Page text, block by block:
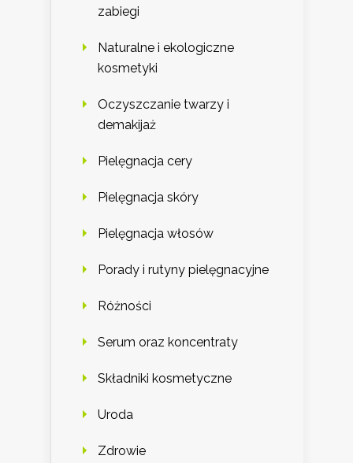
zabiegi
Naturalne i ekologiczne
kosmetyki
Oczyszczanie twarzy i
demakijaż
Pielęgnacja cery
Pielęgnacja skóry
Pielęgnacja włosów
Porady i rutyny pielęgnacyjne
Różności
Serum oraz koncentraty
Składniki kosmetyczne
Uroda
Zdrowie